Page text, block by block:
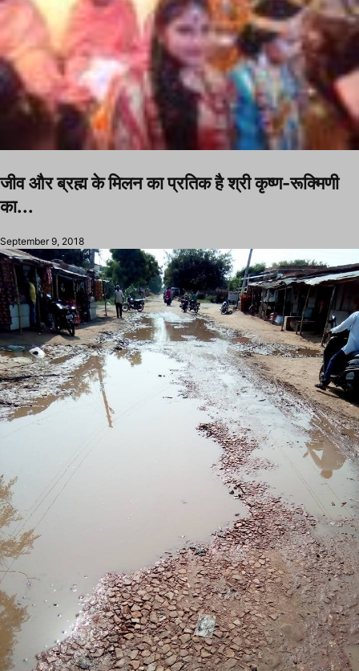
जीव और ब्रह्म के मिलन का प्रतिक है श्री कृष्ण-रूक्मिणी
का...
September 9, 2018